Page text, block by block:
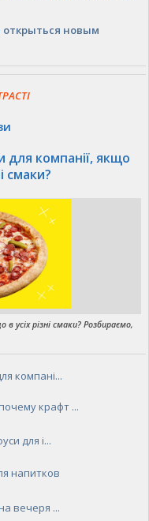
открыться новым
для компанії, якщо
смаки?
усіх різні смаки? Розбираємо,
компані...
крафт ...
для і...
напитков
вечеря ...